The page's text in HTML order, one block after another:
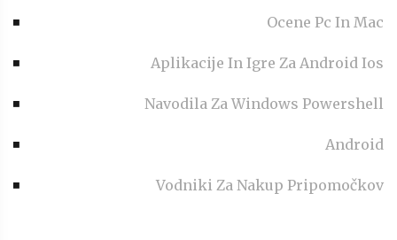
Ocene Pc In Mac
Aplikacije In Igre Za Android Ios
Navodila Za Windows Powershell
Android
Vodniki Za Nakup Pripomočkov